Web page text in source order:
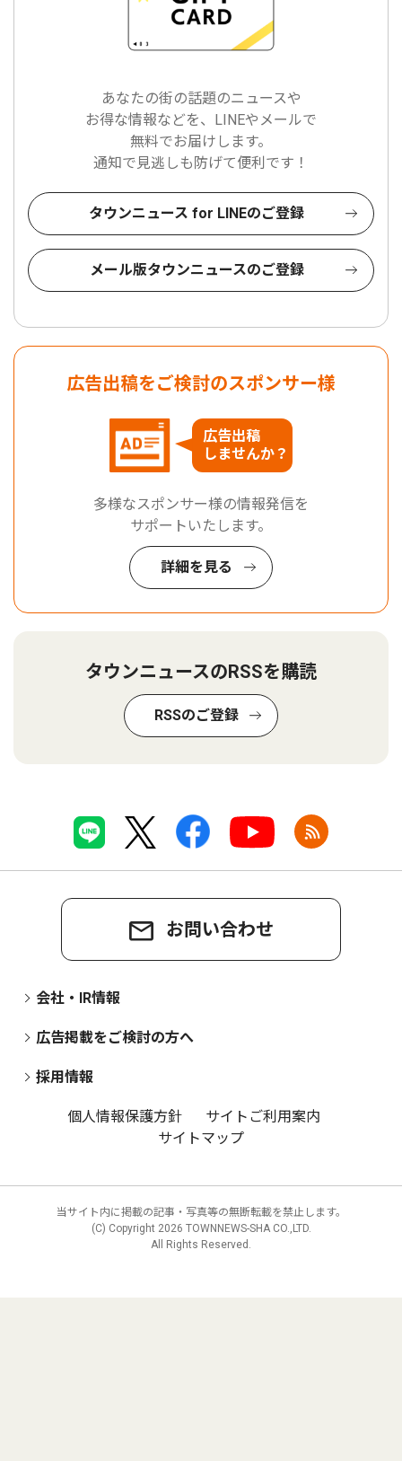
あなたの街の話題のニュースや
お得な情報などを、LINEやメールで
無料でお届けします。
通知で見逃しも防げて便利です！
タウンニュース for LINEのご登録
メール版タウンニュースのご登録
広告出稿をご検討のスポンサー様
広告出稿
しませんか？
多様なスポンサー様の情報発信を
サポートいたします。
詳細を見る
タウンニュースのRSSを購読
RSSのご登録
お問い合わせ
会社・IR情報
広告掲載をご検討の方へ
採用情報
個人情報保護方針
サイトご利用案内
サイトマップ
当サイト内に掲載の記事・写真等の無断転載を禁止します。
(C) Copyright 2026 TOWNNEWS-SHA CO.,LTD.
All Rights Reserved.